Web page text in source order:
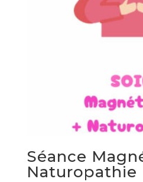
Séance
Naturopathie